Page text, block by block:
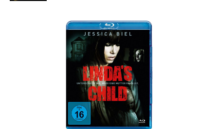
Bildergalerie überspringen